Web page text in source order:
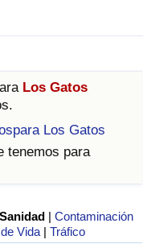
Los Gatos
Los Gatos
tenemos para
Sanidad |Contaminación
Vida |Tráfico
País